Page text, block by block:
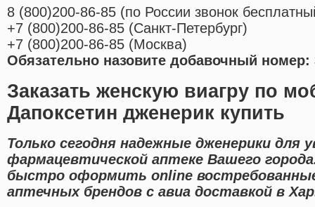
8 (800)200-86-85 (по России звонок
+7 (800)200-86-85 (Санкт-Петербург)
+7 (800)200-86-85 (Москва)
Обязательно назовите добавочный номер:
Заказать женскую виагру по
Дапоксетин дженерик купить
Только сегодня надежные дженерики для
фармацевтической аптеке Вашего
быстро оформить online
аптечных брендов с авиа доставкой в